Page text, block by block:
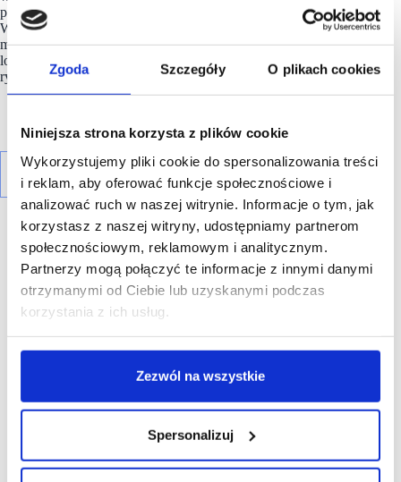
Zgoda Szczegóły O plikach cookies
Niniejsza strona korzysta z plików cookie
Wykorzystujemy pliki cookie do spersonalizowania treści
i reklam, aby oferować funkcje społecznościowe i
analizować ruch w naszej witrynie. Informacje o tym, jak
korzystasz z naszej witryny, udostępniamy partnerom
społecznościowym, reklamowym i analitycznym.
Partnerzy mogą połączyć te informacje z innymi danymi
otrzymanymi od Ciebie lub uzyskanymi podczas
korzystania z ich usług.
Zezwól na wszystkie
Spersonalizuj
projektów o powierzchni przekraczającej 15 000 mkw.
W miarę ekspansji parków do mniejszych miast (poniżej 20 tys.
mieszkańców), kluczowa staje się jednak wnikliwa analiza
lokalizacji, aby uniknąć ryzyka selektywnego „przegrzania”
rynku.